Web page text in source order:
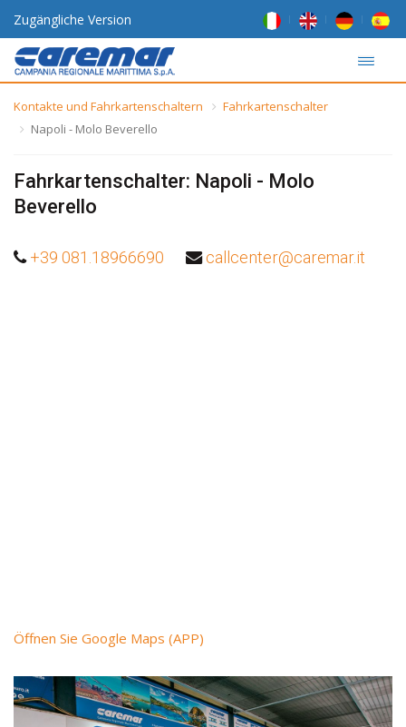
Zugängliche Version
Kontakte und Fahrkartenschaltern
Fahrkartenschalter
Napoli - Molo Beverello
Fahrkartenschalter: Napoli - Molo
Beverello
+39 081.18966690 callcenter@caremar.it
Öffnen Sie Google Maps (APP)